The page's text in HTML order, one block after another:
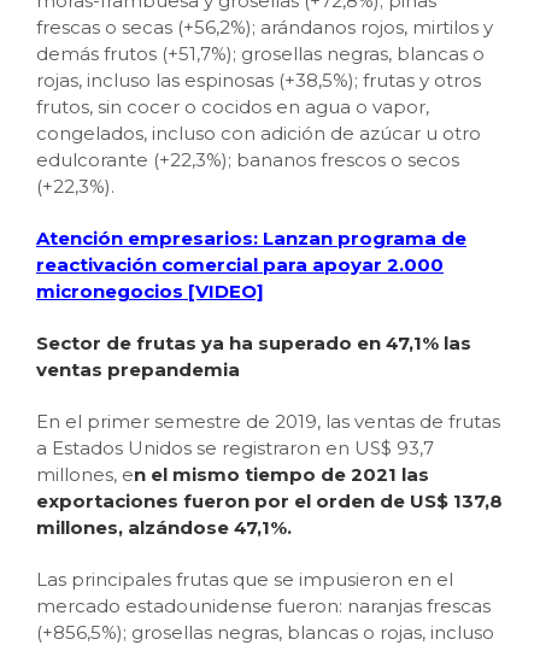
frescas o secas (+56,2%); arándanos rojos, mirtilos y
demás frutos (+51,7%); grosellas negras, blancas o
rojas, incluso las espinosas (+38,5%); frutas y otros
frutos, sin cocer o cocidos en agua o vapor,
congelados, incluso con adición de azúcar u otro
edulcorante (+22,3%); bananos frescos o secos
(+22,3%).
Atención empresarios: Lanzan programa de
reactivación comercial para apoyar 2.000
micronegocios [VIDEO]
Sector de frutas ya ha superado en 47,1% las
ventas prepandemia
En el primer semestre de 2019, las ventas de frutas
a Estados Unidos se registraron en US$ 93,7
millones, en el mismo tiempo de 2021 las
exportaciones fueron por el orden de US$ 137,8
millones, alzándose 47,1%.
Las principales frutas que se impusieron en el
mercado estadounidense fueron: naranjas frescas
(+856,5%); grosellas negras, blancas o rojas, incluso